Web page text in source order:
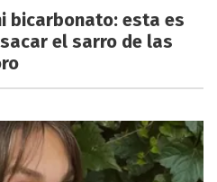
bicarbonato: esta es
el sarro de las